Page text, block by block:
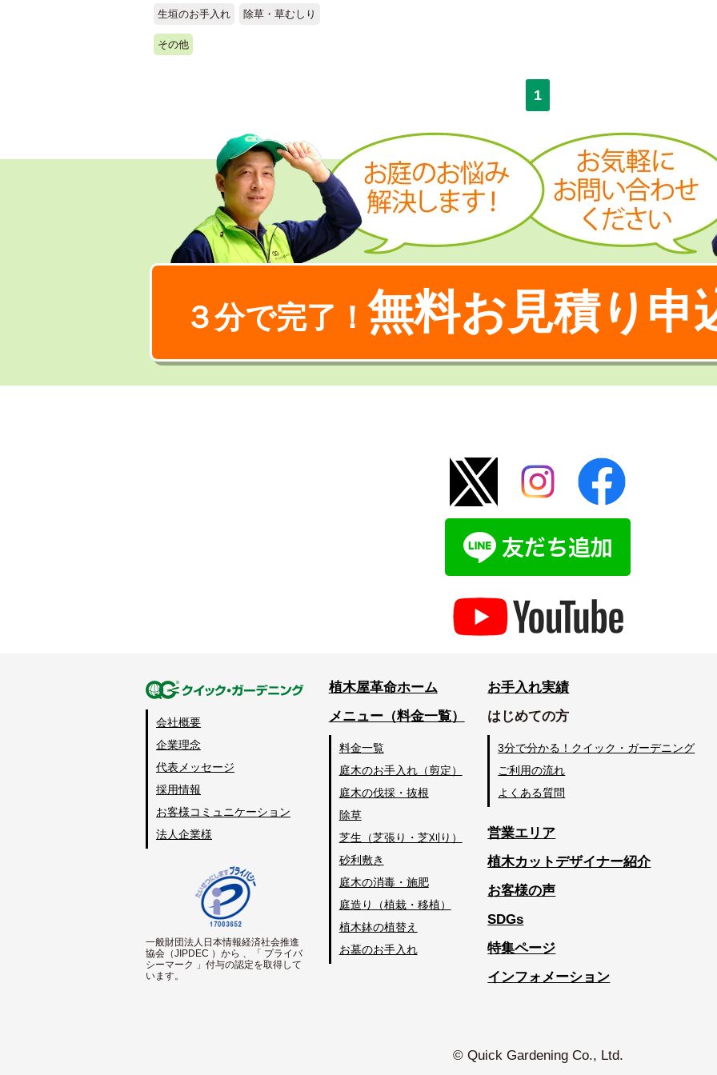
生垣のお手入れ 除草・草むしり
その他
1
３分で完了！ 無料お見積り申
会社概要
企業理念
代表メッセージ
採用情報
お客様コミュニケーション
法人企業様
一般財団法人日本情報経済社会推進
協会（JIPDEC ）から 、「 プライバ
シーマーク 」付与の認定を取得して
います。
植木屋革命ホーム
メニュー（料金一覧）
料金一覧
庭木のお手入れ（剪定）
庭木の伐採・抜根
除草
芝生（芝張り・芝刈り）
砂利敷き
庭木の消毒・施肥
庭造り（植栽・移植）
植木鉢の植替え
お墓のお手入れ
お手入れ実績
はじめての方
3分で分かる！クイック・ガーデニング
ご利用の流れ
よくある質問
営業エリア
植木カットデザイナー紹介
お客様の声
SDGs
特集ページ
インフォメーション
© Quick Gardening Co., Ltd.